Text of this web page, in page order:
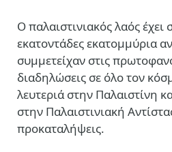
Ο παλαιστινιακός λαός
εκατοντάδες εκατομμύρια
συμμετείχαν στις
διαδηλώσεις σε όλο τον
λευτεριά στην Παλαιστίνη
στην Παλαιστινιακή
προκαταλήψεις.